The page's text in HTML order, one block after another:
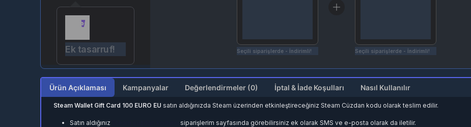
Ek tasarruf! Seçili siparişlerde - İndirimli! Seçili siparişlerde - İndirimli!
Ürün Açıklaması Kampanyalar Değerlendirmeler (0) İptal & İade Koşulları Nasıl Kullanılır
Steam Wallet Gift Card 100 EURO EU satın aldığınızda Steam üzerinden etkinleştireceğiniz Steam Cüzdan kodu olarak teslim edilir.
Satın aldığınız
siparişlerim sayfasında görebilirsiniz ek olarak SMS ve e-posta olarak da iletilir.